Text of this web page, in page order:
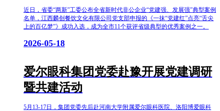
近日，省委“两新”工委公布全省新时代非公企业“党建强、发展强”典型案例
名单，江西麟创餐饮文化有限公司党支部申报的《一抹“党建红”点亮“舌尖
上的百亿梦”》成功入选，成为全市11个获评省级典型的优秀案例之一。
2026-05-18
爱尔眼科集团党委赴豫开展党建调研
暨共建活动
5月13-17日，集团党委先后赴河南大学附属爱尔眼科医院、洛阳博爱眼科